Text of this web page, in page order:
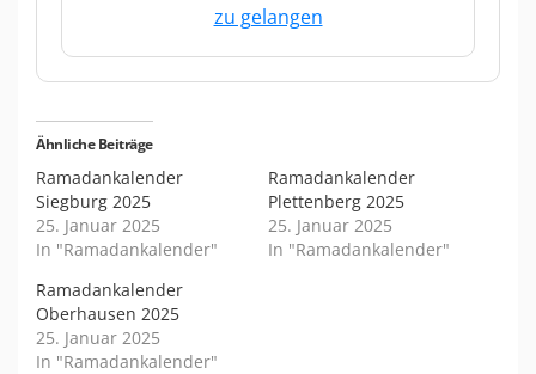
zu gelangen
Ähnliche Beiträge
Ramadankalender
Siegburg 2025
25. Januar 2025
In "Ramadankalender"
Ramadankalender
Plettenberg 2025
25. Januar 2025
In "Ramadankalender"
Ramadankalender
Oberhausen 2025
25. Januar 2025
In "Ramadankalender"